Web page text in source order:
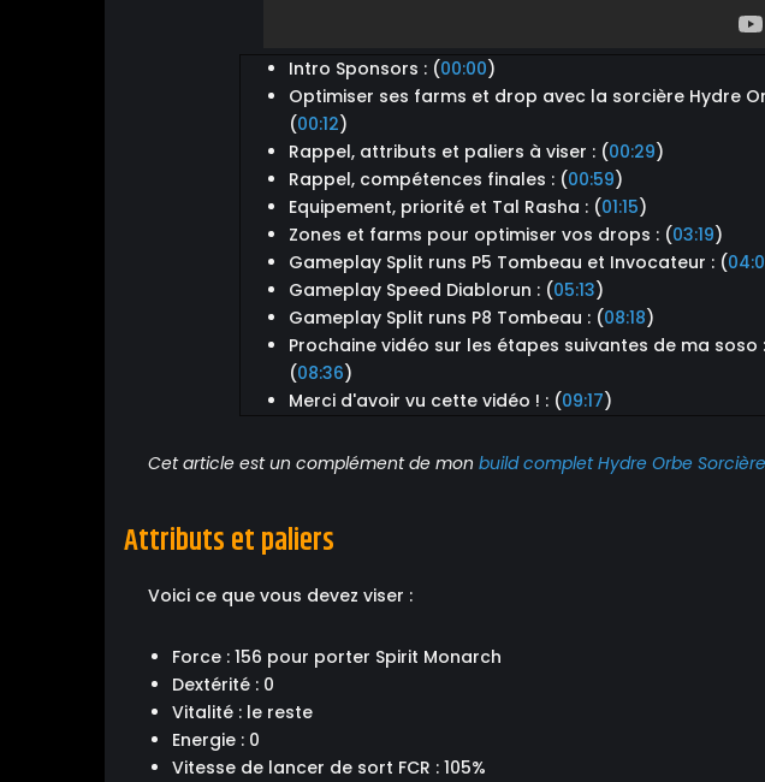
Intro Sponsors : (00:00)
Optimiser ses farms et drop avec la sorcière Hydre
(00:12)
Rappel, attributs et paliers à viser : (00:29)
Rappel, compétences finales : (00:59)
Equipement, priorité et Tal Rasha : (01:15)
Zones et farms pour optimiser vos drops : (03:19)
Gameplay Split runs P5 Tombeau et Invocateur : (
Gameplay Speed Diablorun : (05:13)
Gameplay Split runs P8 Tombeau : (08:18)
Prochaine vidéo sur les étapes suivantes de ma soso :
(08:36)
Merci d'avoir vu cette vidéo ! : (09:17)
Cet article est un complément de mon build complet Hydre Orbe Sorcière
Attributs et paliers
Voici ce que vous devez viser :
Force : 156 pour porter Spirit Monarch
Dextérité : 0
Vitalité : le reste
Energie : 0
Vitesse de lancer de sort FCR : 105%